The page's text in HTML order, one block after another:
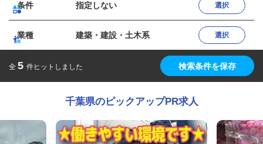
条件 指定しない 選択
業種 建築・建設・土木系 選択
全 5 件ヒットしました 検索条件を保存
千葉県のピックアップPR求人